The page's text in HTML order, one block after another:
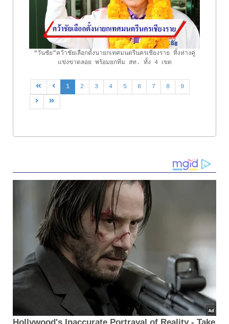
“วันชัย”คว้าชัยเลือกตั้งนายกเทศมนตรีนครเชียงราย ทิ้งห่างคู่
แข่งขาดลอย พร้อมยกทีม สท. ทั้ง 4 เขต
1 2 3 4 5 6 7 8 9